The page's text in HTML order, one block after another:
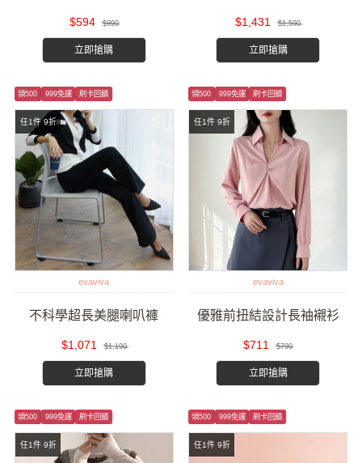
$594 $990
立即搶購
$1,431 $1,590
立即搶購
任1件 9折
領500 999免運 刷卡回饋
evaviva
不科學超長美腿喇叭褲
$1,071 $1,190
立即搶購
任1件 9折
領500 999免運 刷卡回饋
evaviva
優雅前扭結設計長袖襯衫
$711 $790
立即搶購
任1件 9折
領500 999免運 刷卡回饋
任1件 9折
領500 999免運 刷卡回饋